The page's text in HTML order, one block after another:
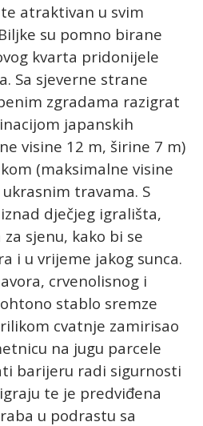
atraktivan u svim
su pomno birane
kvarta pridonijele
Sa sjeverne strane
zgradama razigrat
japanskih
visine 12 m, širine 7 m)
(maksimalne visine
travama. S
dječjeg igrališta,
sjenu, kako bi se
i u vrijeme jakog sunca.
crvenolisnog i
stablo sremze
cvatnje zamirisao
na jugu parcele
barijeru radi sigurnosti
te je predviđena
u podrastu sa